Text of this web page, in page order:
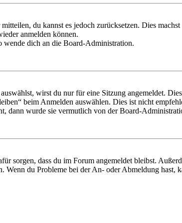
du kannst es jedoch zurücksetzen. Dies
anmelden können.
wende dich an die Board-Administration.
wirst du nur für eine Sitzung angemeldet.
beim Anmelden auswählen. Dies ist nicht
dann wurde sie vermutlich von der Board-
sorgen, dass du im Forum angemeldet bleibst.
du Probleme bei der An- oder Abmeldung hast,